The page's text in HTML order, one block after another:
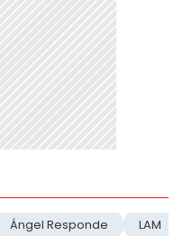
Ángel Responde LAM